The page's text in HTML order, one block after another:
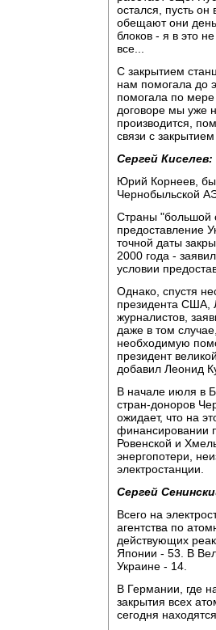
остался, пусть он
обещают они
блоков - я в это
все...
С закрытием
нам помогала до
помогала по мере
договоре мы уже
производится,
связи с
Сергей Киселев:
Юрий Корнеев,
Чернобыльской
Страны "большой
предоставление
точной даты
2000 года -
условии
Однако, спустя
президента США,
журналистов,
даже в том
необходимую
президент
добавил Леонид
В начале июля в
стран-доноров
ожидает, что на
финансировании
Ровенской и
энергопотери,
электростанции.
Сергей
Всего на
агентства по
действующих
Японии - 53. В
Украине - 14.
В Германии, где
закрытия всех
сегодня